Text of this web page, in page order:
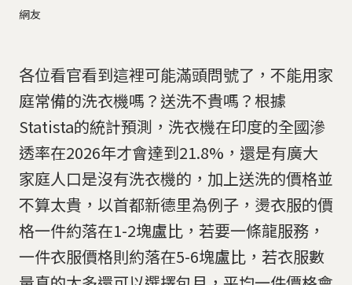
網友
各位看官看到這裡可能滿頭問號了，不能用家
庭常備的洗衣機嗎？送洗不貴嗎？根據
Statista的統計預測，洗衣機在印度的全國滲
透率在2026年才會達到21.8%，還是有廣大
家庭人口是沒有洗衣機的，加上送洗的價格並
不算太貴，以首都新德里為例子，燙衣服的價
格一件約落在1-2塊盧比，若要一條龍服務，
一件衣服價格則約落在5-6塊盧比，若衣服數